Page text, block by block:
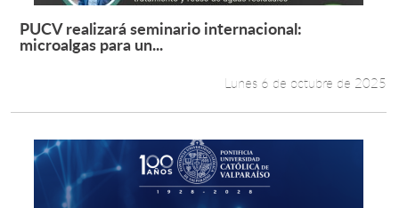
Leer más +
PUCV realizará seminario internacional:
microalgas para un...
Lunes 6 de octubre de 2025